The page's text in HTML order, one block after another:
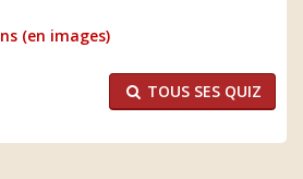
(en images)
TOUS SES QUIZ